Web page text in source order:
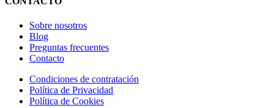
Sobre nosotros
Blog
Preguntas frecuentes
Contacto
Condiciones de contratación
Política de Privacidad
Política de Cookies